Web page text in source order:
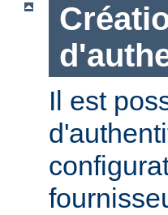
Il est